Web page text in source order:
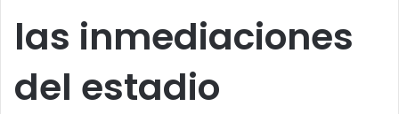
las inmediaciones
del estadio